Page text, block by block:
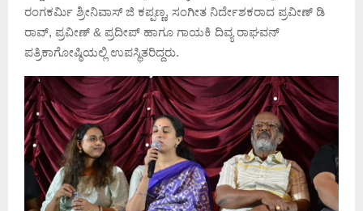
ರಂಗಕರ್ಮಿ ಶ್ರೀನಿವಾಸ್ ಜಿ ಕಪ್ಪಣ್ಣ, ಸಂಗೀತ ನಿರ್ದೇಶಕರಾದ ಪ್ರವೀಣ್ ಡಿ
ರಾವ್, ಪ್ರವೀಣ್ & ಪ್ರದೀಪ್ ಹಾಗೂ ಗಾಯಕಿ ದಿವ್ಯ ರಾಘವನ್
ಪತ್ರಿಕಾಗೋಷ್ಠಿಯಲ್ಲಿ ಉಪಸ್ಥಿತರಿದ್ದರು.